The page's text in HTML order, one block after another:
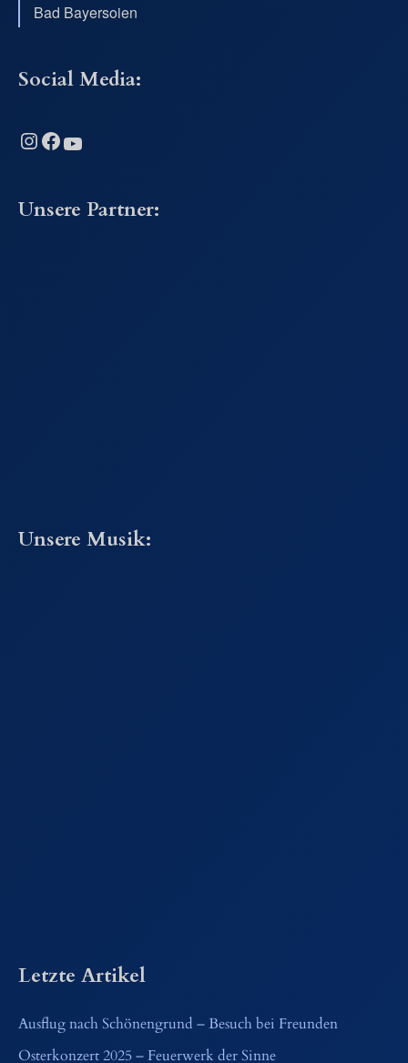
Bad Bayersoien
Social Media:
Instagram Facebook YouTube
Unsere Partner:
Unsere Musik:
Letzte Artikel
Ausflug nach Schönengrund – Besuch bei Freunden
Osterkonzert 2025 – Feuerwerk der Sinne